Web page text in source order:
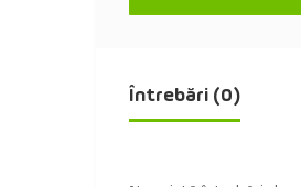
Întrebări (0)